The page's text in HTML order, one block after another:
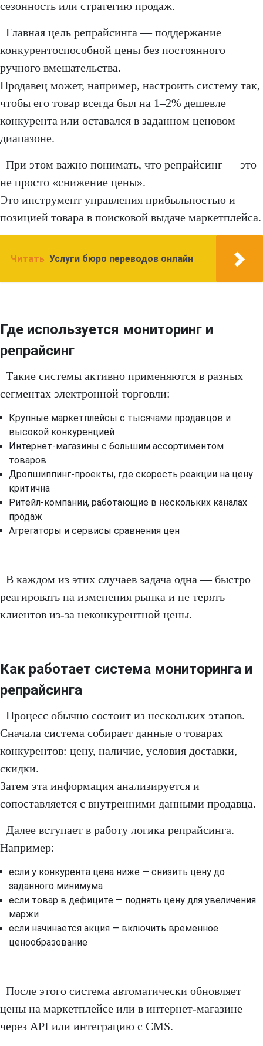
сезонность или стратегию продаж.
Главная цель репрайсинга — поддержание
конкурентоспособной цены без постоянного
ручного вмешательства.
Продавец может, например, настроить систему так,
чтобы его товар всегда был на 1–2% дешевле
конкурента или оставался в заданном ценовом
диапазоне.
При этом важно понимать, что репрайсинг — это
не просто «снижение цены».
Это инструмент управления прибыльностью и
позицией товара в поисковой выдаче маркетплейса.
Читать Услуги бюро переводов онлайн
Где используется мониторинг и
репрайсинг
Такие системы активно применяются в разных
сегментах электронной торговли:
Крупные маркетплейсы с тысячами продавцов и
высокой конкуренцией
Интернет-магазины с большим ассортиментом
товаров
Дропшиппинг-проекты, где скорость реакции на цену
критична
Ритейл-компании, работающие в нескольких каналах
продаж
Агрегаторы и сервисы сравнения цен
В каждом из этих случаев задача одна — быстро
реагировать на изменения рынка и не терять
клиентов из-за неконкурентной цены.
Как работает система мониторинга и
репрайсинга
Процесс обычно состоит из нескольких этапов.
Сначала система собирает данные о товарах
конкурентов: цену, наличие, условия доставки,
скидки.
Затем эта информация анализируется и
сопоставляется с внутренними данными продавца.
Далее вступает в работу логика репрайсинга.
Например:
если у конкурента цена ниже — снизить цену до
заданного минимума
если товар в дефиците — поднять цену для увеличения
маржи
если начинается акция — включить временное
ценообразование
После этого система автоматически обновляет
цены на маркетплейсе или в интернет-магазине
через API или интеграцию с CMS.